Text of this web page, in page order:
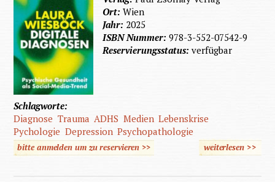
Ort:Wien
Jahr: 2025
ISBN Nummer:978-3-552-07542-9
Reservierungsstatus:verfügbar
Schlagworte:
Diagnose Trauma ADHS Medien Lebenskrise
Pychologie Depression Psychopathologie
bitte anmelden um zu reservieren >> weiterlesen
über
>>